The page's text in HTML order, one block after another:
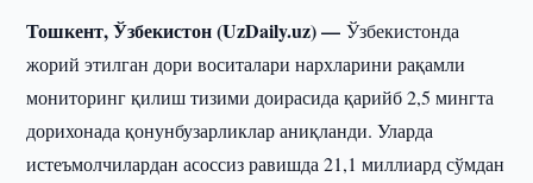
Тошкент, Ўзбекистон (UzDaily.uz) —Ўзбекистонда
жорий этилган дори воситалари нархларини рақамли
мониторинг қилиш тизими доирасида қарийб 2,5 мингта
дорихонада қонунбузарликлар аниқланди. Уларда
истеъмолчилардан асоссиз равишда 21,1 миллиард сўмдан